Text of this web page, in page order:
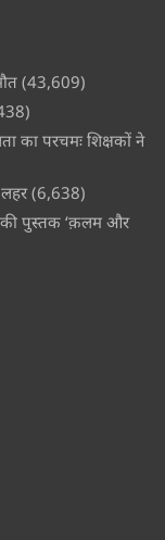
(43,609)
का परचमः शिक्षकों ने
(6,638)
की पुस्तक ‘क़लम और